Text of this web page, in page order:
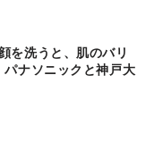
ナソニックと神戸大